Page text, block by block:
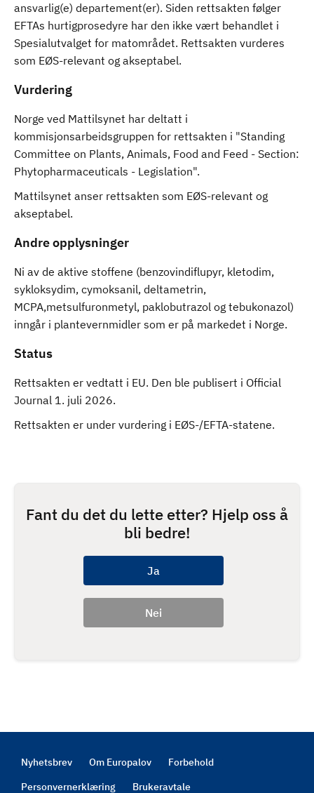
ansvarlig(e) departement(er). Siden rettsakten følger
EFTAs hurtigprosedyre har den ikke vært behandlet i
Spesialutvalget for matområdet. Rettsakten vurderes
som EØS-relevant og akseptabel.
Vurdering
Norge ved Mattilsynet har deltatt i
kommisjonsarbeidsgruppen for rettsakten i "Standing
Committee on Plants, Animals, Food and Feed - Section:
Phytopharmaceuticals - Legislation".
Mattilsynet anser rettsakten som EØS-relevant og
akseptabel.
Andre opplysninger
Ni av de aktive stoffene (benzovindiflupyr, kletodim,
sykloksydim, cymoksanil, deltametrin,
MCPA,metsulfuronmetyl, paklobutrazol og tebukonazol)
inngår i plantevernmidler som er på markedet i Norge.
Status
Rettsakten er vedtatt i EU. Den ble publisert i Official
Journal 1. juli 2026.
Rettsakten er under vurdering i EØS-/EFTA-statene.
Fant du det du lette etter? Hjelp oss å
bli bedre!
Footer
Nyhetsbrev Om Europalov
Forbehold
Personvernerklæring
Brukeravtale